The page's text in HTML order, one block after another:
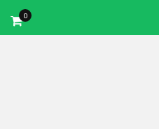
0